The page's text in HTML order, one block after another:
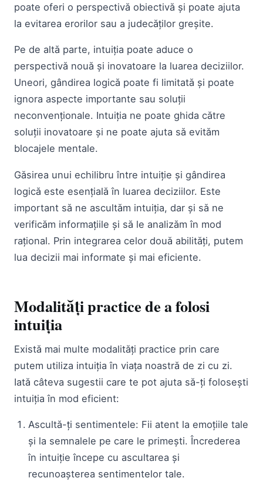
poate oferi o perspectivă obiectivă și poate ajuta
la evitarea erorilor sau a judecăților greșite.
Pe de altă parte, intuiția poate aduce o
perspectivă nouă și inovatoare la luarea deciziilor.
Uneori, gândirea logică poate fi limitată și poate
ignora aspecte importante sau soluții
neconvenționale. Intuiția ne poate ghida către
soluții inovatoare și ne poate ajuta să evităm
blocajele mentale.
Găsirea unui echilibru între intuiție și gândirea
logică este esențială în luarea deciziilor. Este
important să ne ascultăm intuiția, dar și să ne
verificăm informațiile și să le analizăm în mod
rațional. Prin integrarea celor două abilități, putem
lua decizii mai informate și mai eficiente.
Modalități practice de a folosi
intuiția
Există mai multe modalități practice prin care
putem utiliza intuiția în viața noastră de zi cu zi.
Iată câteva sugestii care te pot ajuta să-ți folosești
intuiția în mod eficient:
Ascultă-ți sentimentele: Fii atent la emoțiile tale
și la semnalele pe care le primești. Încrederea
în intuiție începe cu ascultarea și
recunoașterea sentimentelor tale.